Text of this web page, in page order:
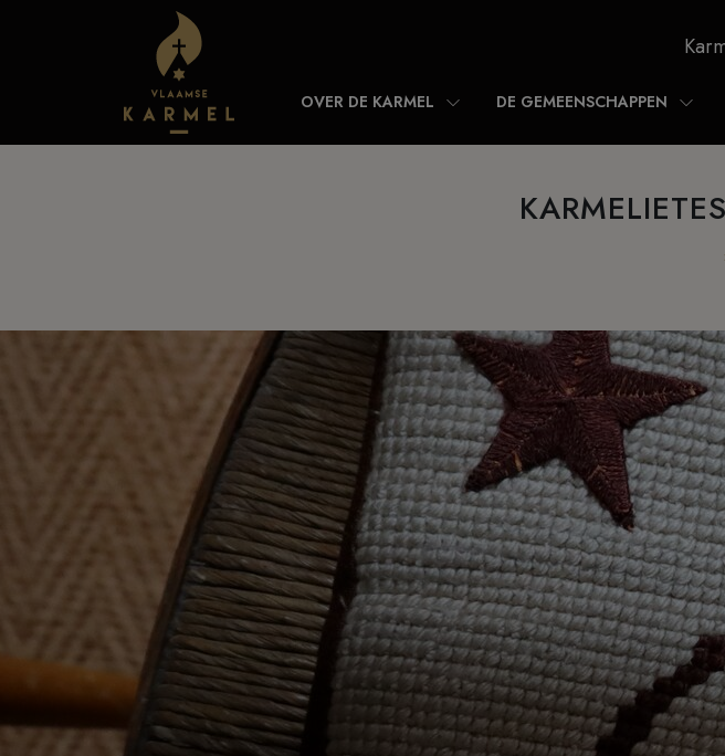
OVER DE KARMEL DE GEMEENSCHAPPEN